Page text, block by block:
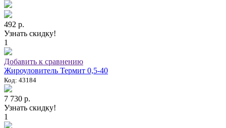
492 р.
Узнать скидку!
1
Добавить к сравнению
Жироуловитель Термит 0,5-40
Код: 43184
7 730 р.
Узнать скидку!
1